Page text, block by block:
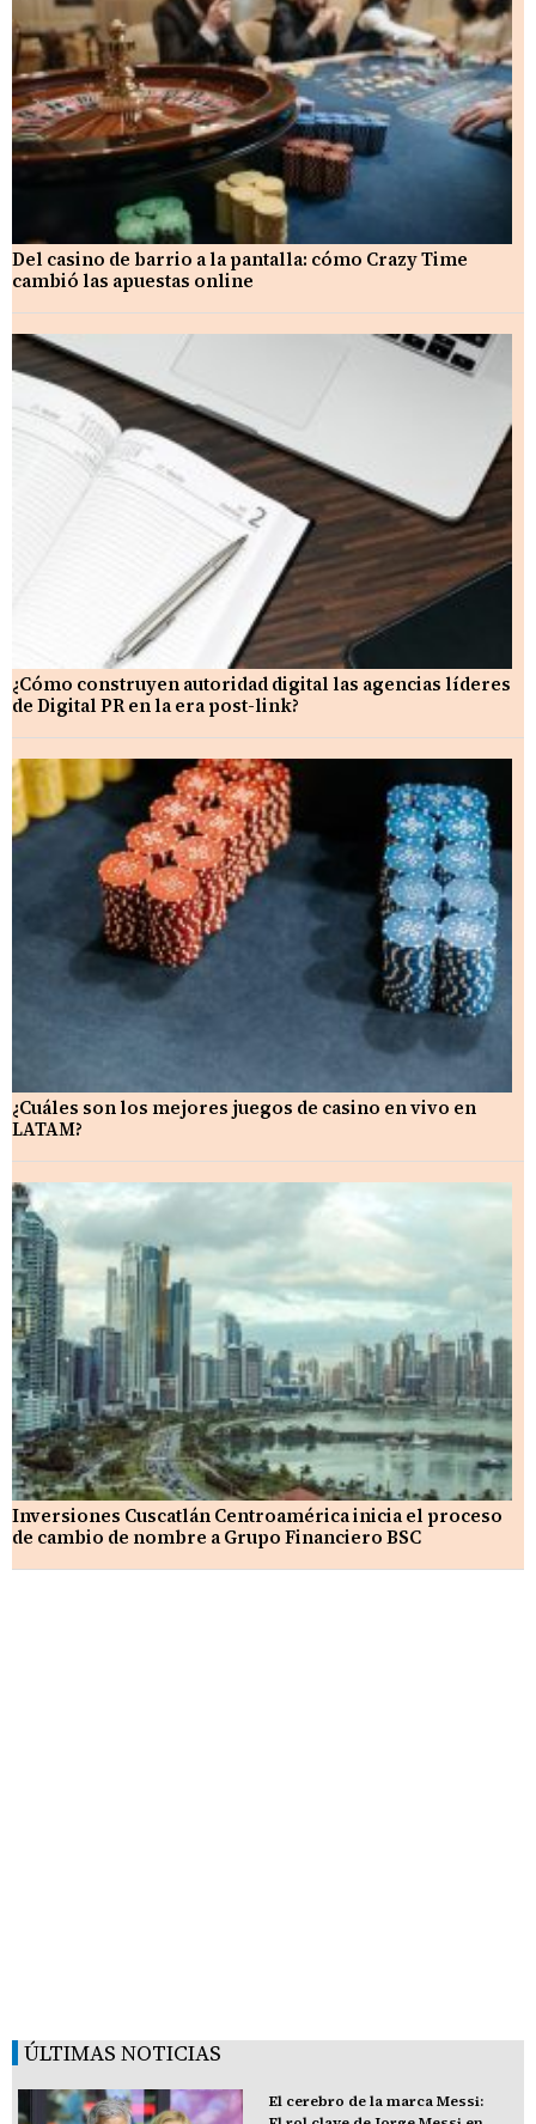
Del casino de barrio a la pantalla: cómo Crazy Time
cambió las apuestas online
¿Cómo construyen autoridad digital las agencias líderes
de Digital PR en la era post-link?
¿Cuáles son los mejores juegos de casino en vivo en
LATAM?
Inversiones Cuscatlán Centroamérica inicia el proceso
de cambio de nombre a Grupo Financiero BSC
ÚLTIMAS NOTICIAS
El cerebro de la marca Messi: